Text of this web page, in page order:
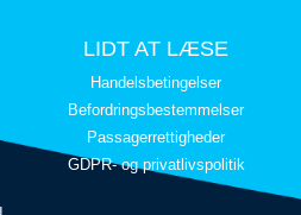
LIDT AT LÆSE
Handelsbetingelser
Befordringsbestemmelser
Passagerrettigheder
GDPR- og privatlivspolitik